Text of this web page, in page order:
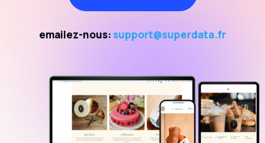
emailez-nous: support@superdata.fr